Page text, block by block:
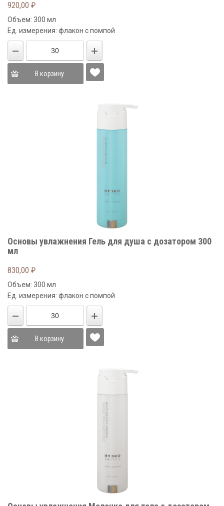
920,00 ₽
Объем: 300 мл
Ед. измерения: флакон с помпой
В корзину
Основы увлажнения Гель для душа с дозатором 300
мл
830,00 ₽
Объем: 300 мл
Ед. измерения: флакон с помпой
В корзину